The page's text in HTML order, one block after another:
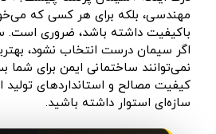
مهندسی، بلکه برای هر کسی که
باکیفیت داشته باشد، ضروری است.
اگر سیمان درست انتخاب نشود،
نمی‌توانند ساختمانی ایمن برای شما
کیفیت مصالح و استانداردهای
سازه‌ای استوار داشته باشید.